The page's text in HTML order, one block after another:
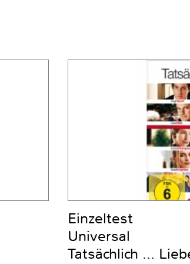
Einzeltest
Universal
Tatsächlich ...